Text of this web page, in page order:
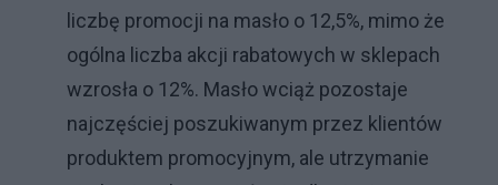
liczbę promocji na masło o 12,5%, mimo że
ogólna liczba akcji rabatowych w sklepach
wzrosła o 12%. Masło wciąż pozostaje
najczęściej poszukiwanym przez klientów
produktem promocyjnym, ale utrzymanie